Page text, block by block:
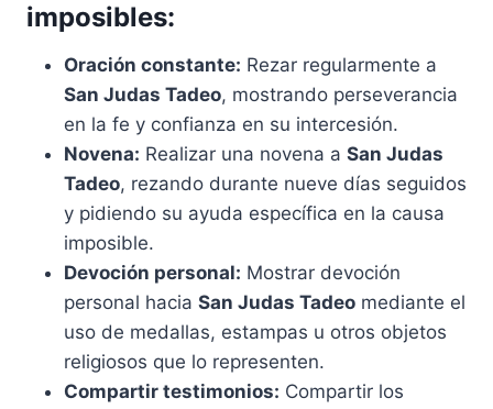
imposibles:
Oración constante: Rezar regularmente a
San Judas Tadeo, mostrando perseverancia
en la fe y confianza en su intercesión.
Novena: Realizar una novena a San Judas
Tadeo, rezando durante nueve días seguidos
y pidiendo su ayuda específica en la causa
imposible.
Devoción personal: Mostrar devoción
personal hacia San Judas Tadeo mediante el
uso de medallas, estampas u otros objetos
religiosos que lo representen.
Compartir testimonios: Compartir los